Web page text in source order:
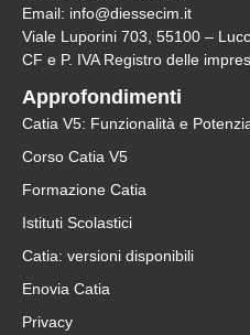
Email: info@diessecim.it
Viale Luporini 703, 55100 –
CF e P. IVA Registro delle
Approfondimenti
Catia V5: Funzionalità e
Corso Catia V5
Formazione Catia
Istituti Scolastici
Catia: versioni disponibili
Enovia Catia
Privacy